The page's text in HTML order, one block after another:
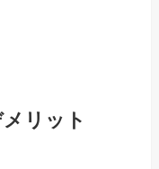
リット